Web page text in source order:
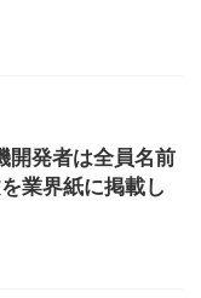
開発者は全員名前
業界紙に掲載し